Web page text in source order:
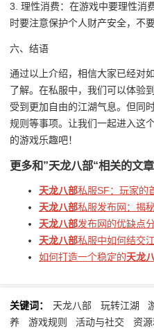
3. 理性消费：在游戏中要理性消
时要注意保护个人财产安全，不
六、结语
通过以上介绍，相信大家已经对
了解。在私服中，我们可以体验
受到更加自由的江湖气息。但同
规则等事项。让我们一起进入这
的游戏乐趣吧！
更多和”天龙八部“相关的文章
天龙八部私服SF：玩家的
天龙八部私服发布网：揭
天龙八部发布网的优缺点
天龙八部私服中如何结交
如何打造一个稳定的天龙
关键词： 天龙八部 玩转江湖
养
游戏规则 活动与社交 资源